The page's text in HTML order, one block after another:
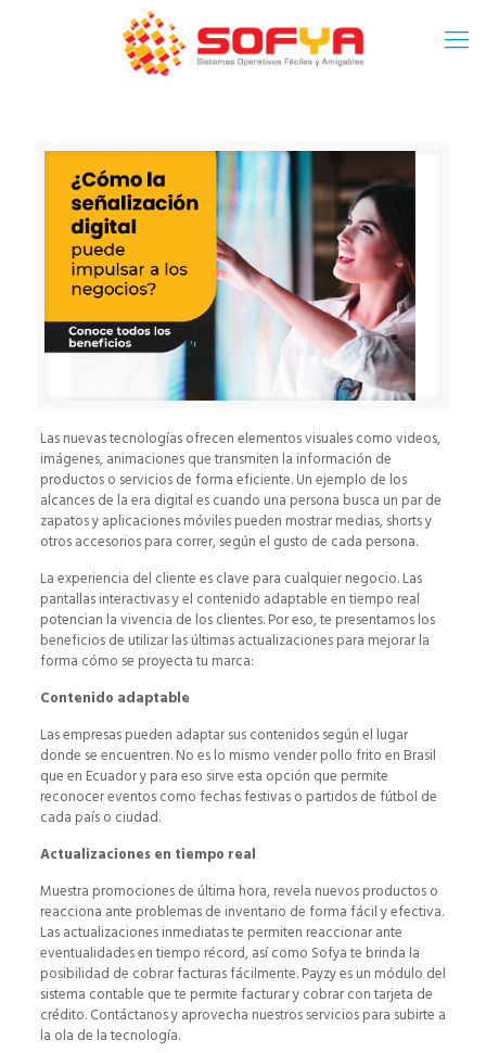
Las nuevas tecnologías ofrecen elementos visuales como videos,
imágenes, animaciones que transmiten la información de
productos o servicios de forma eficiente. Un ejemplo de los
alcances de la era digital es cuando una persona busca un par de
zapatos y aplicaciones móviles pueden mostrar medias, shorts y
otros accesorios para correr, según el gusto de cada persona.
La experiencia del cliente es clave para cualquier negocio. Las
pantallas interactivas y el contenido adaptable en tiempo real
potencian la vivencia de los clientes. Por eso, te presentamos los
beneficios de utilizar las últimas actualizaciones para mejorar la
forma cómo se proyecta tu marca:
Contenido adaptable
Las empresas pueden adaptar sus contenidos según el lugar
donde se encuentren. No es lo mismo vender pollo frito en Brasil
que en Ecuador y para eso sirve esta opción que permite
reconocer eventos como fechas festivas o partidos de fútbol de
cada país o ciudad.
Actualizaciones en tiempo real
Muestra promociones de última hora, revela nuevos productos o
reacciona ante problemas de inventario de forma fácil y efectiva.
Las actualizaciones inmediatas te permiten reaccionar ante
eventualidades en tiempo récord, así como Sofya te brinda la
posibilidad de cobrar facturas fácilmente. Payzy es un módulo del
sistema contable que te permite facturar y cobrar con tarjeta de
crédito. Contáctanos y aprovecha nuestros servicios para subirte a
la ola de la tecnología.